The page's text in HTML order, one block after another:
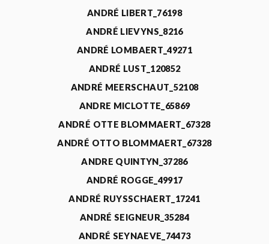
ANDRÉ LIBERT_76198
ANDRÉ LIEVYNS_8216
ANDRÉ LOMBAERT_49271
ANDRÉ LUST_120852
ANDRÉ MEERSCHAUT_52108
ANDRE MICLOTTE_65869
ANDRÉ OTTE BLOMMAERT_67328
ANDRÉ OTTO BLOMMAERT_67328
ANDRE QUINTYN_37286
ANDRÉ ROGGE_49917
ANDRÉ RUYSSCHAERT_17241
ANDRÉ SEIGNEUR_35284
ANDRÉ SEYNAEVE_74473